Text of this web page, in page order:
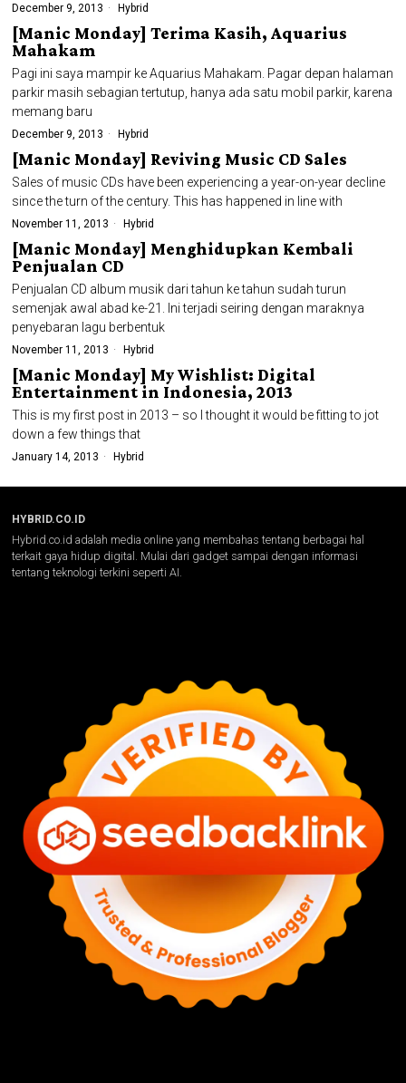
December 9, 2013 Hybrid
[Manic Monday] Terima Kasih, Aquarius
Mahakam
Pagi ini saya mampir ke Aquarius Mahakam. Pagar depan halaman
parkir masih sebagian tertutup, hanya ada satu mobil parkir, karena
memang baru
December 9, 2013 Hybrid
[Manic Monday] Reviving Music CD Sales
Sales of music CDs have been experiencing a year-on-year decline
since the turn of the century. This has happened in line with
November 11, 2013 Hybrid
[Manic Monday] Menghidupkan Kembali
Penjualan CD
Penjualan CD album musik dari tahun ke tahun sudah turun
semenjak awal abad ke-21. Ini terjadi seiring dengan maraknya
penyebaran lagu berbentuk
November 11, 2013 Hybrid
[Manic Monday] My Wishlist: Digital
Entertainment in Indonesia, 2013
This is my first post in 2013 – so I thought it would be fitting to jot
down a few things that
January 14, 2013 Hybrid
HYBRID.CO.ID
Hybrid.co.id adalah media online yang membahas tentang berbagai hal
terkait gaya hidup digital. Mulai dari gadget sampai dengan informasi
tentang teknologi terkini seperti AI.